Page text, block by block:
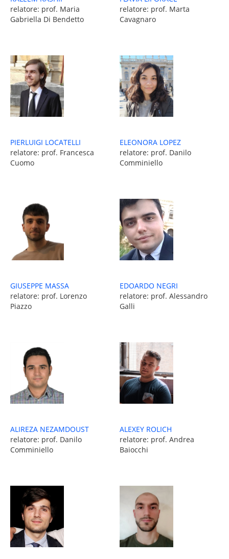
relatore: prof. Maria
Gabriella Di Bendetto
relatore: prof. Marta
Cavagnaro
PIERLUIGI LOCATELLI
relatore: prof. Francesca
Cuomo
ELEONORA LOPEZ
relatore: prof. Danilo
Comminiello
GIUSEPPE MASSA
relatore: prof. Lorenzo
Piazzo
EDOARDO NEGRI
relatore: prof. Alessandro
Galli
ALIREZA NEZAMDOUST
relatore: prof. Danilo
Comminiello
ALEXEY ROLICH
relatore: prof. Andrea
Baiocchi